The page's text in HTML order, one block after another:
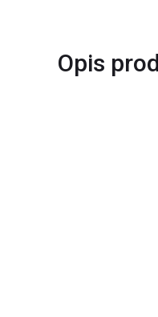
Opis